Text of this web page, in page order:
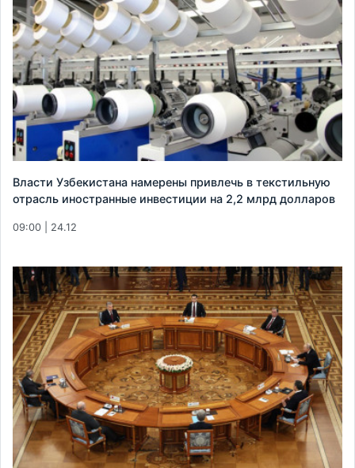
Власти Узбекистана намерены привлечь в текстильную
отрасль иностранные инвестиции на 2,2 млрд долларов
09:00 | 24.12